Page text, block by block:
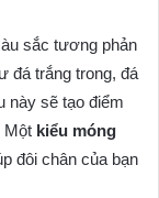
sắc tương phản
đá trắng trong, đá
này sẽ tạo điểm
Một kiểu móng
đôi chân của bạn